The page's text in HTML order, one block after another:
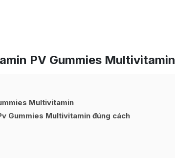
PV Gummies Multivitamin
Multivitamin
Gummies Multivitamin đúng cách